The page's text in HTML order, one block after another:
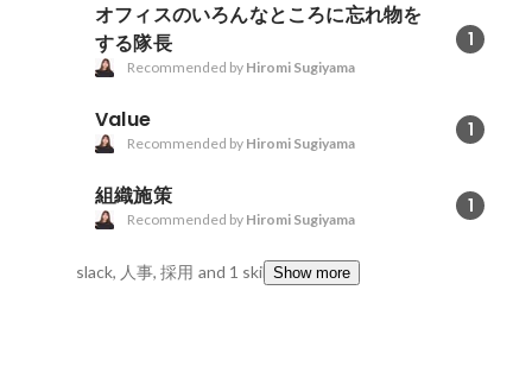
オフィスのいろんなところに忘れ物を
する隊長
1
Recommended by Hiromi Sugiyama
Value 1
Recommended by Hiromi Sugiyama
組織施策 1
Recommended by Hiromi Sugiyama
slack, 人事, 採用 and 1 skillsShow more